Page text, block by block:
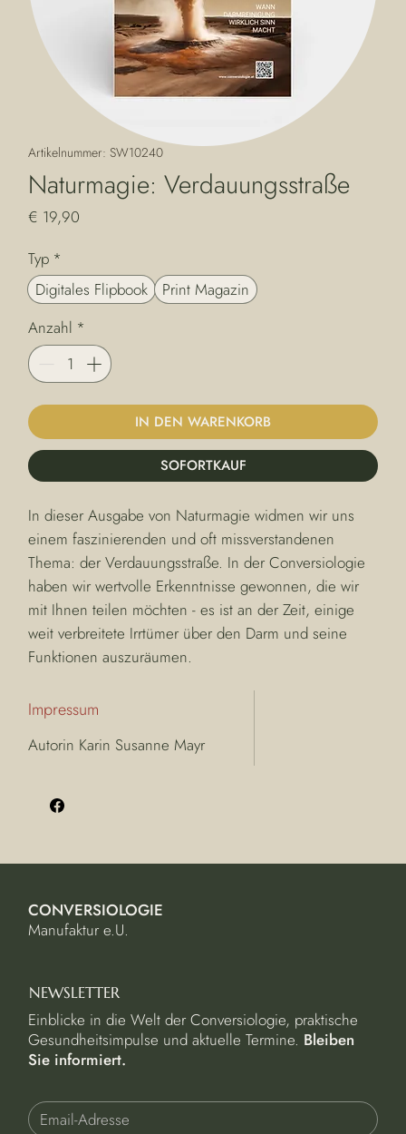
Artikelnummer: SW10240
Naturmagie: Verdauungsstraße
€ 19,90
Typ *
Digitales Flipbook
Print Magazin
Anzahl *
IN DEN WARENKORB
SOFORTKAUF
In dieser Ausgabe von Naturmagie widmen wir uns
einem faszinierenden und oft missverstandenen
Thema: der Verdauungsstraße. In der Conversiologie
haben wir wertvolle Erkenntnisse gewonnen, die wir
mit Ihnen teilen möchten - es ist an der Zeit, einige
weit verbreitete Irrtümer über den Darm und seine
Funktionen auszuräumen.
Impressum
Autorin Karin Susanne Mayr
CONVERSIOLOGIE
Manufaktur e.U.
NEWSLETTER
Einblicke in die Welt der Conversiologie, praktische
Gesundheitsimpulse und aktuelle Termine. Bleiben
Sie informiert.